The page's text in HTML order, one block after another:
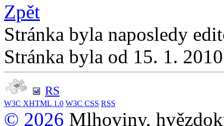
Zpět
Stránka byla naposledy
Stránka byla od 15. 1.
RS
W3C XHTML 1.0 W3C CSS RSS
© 2026 Mlhoviny,